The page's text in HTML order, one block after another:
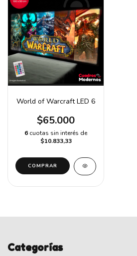
World of Warcraft LED 6
$65.000
6 cuotas sin interés de
$10.833,33
COMPRAR
Categorías